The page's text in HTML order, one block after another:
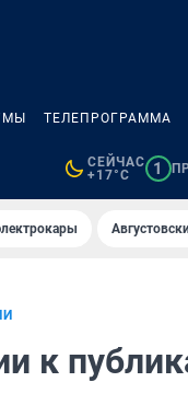
ТЕЛЕПРОГРАММА
СЕЙЧАС
+17°C
1
к